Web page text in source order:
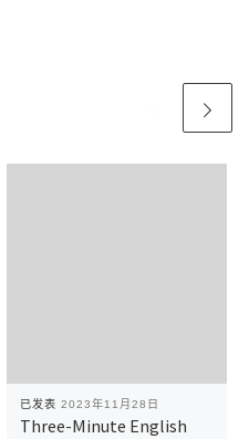
已发表 2023年11月28日
Three-Minute English